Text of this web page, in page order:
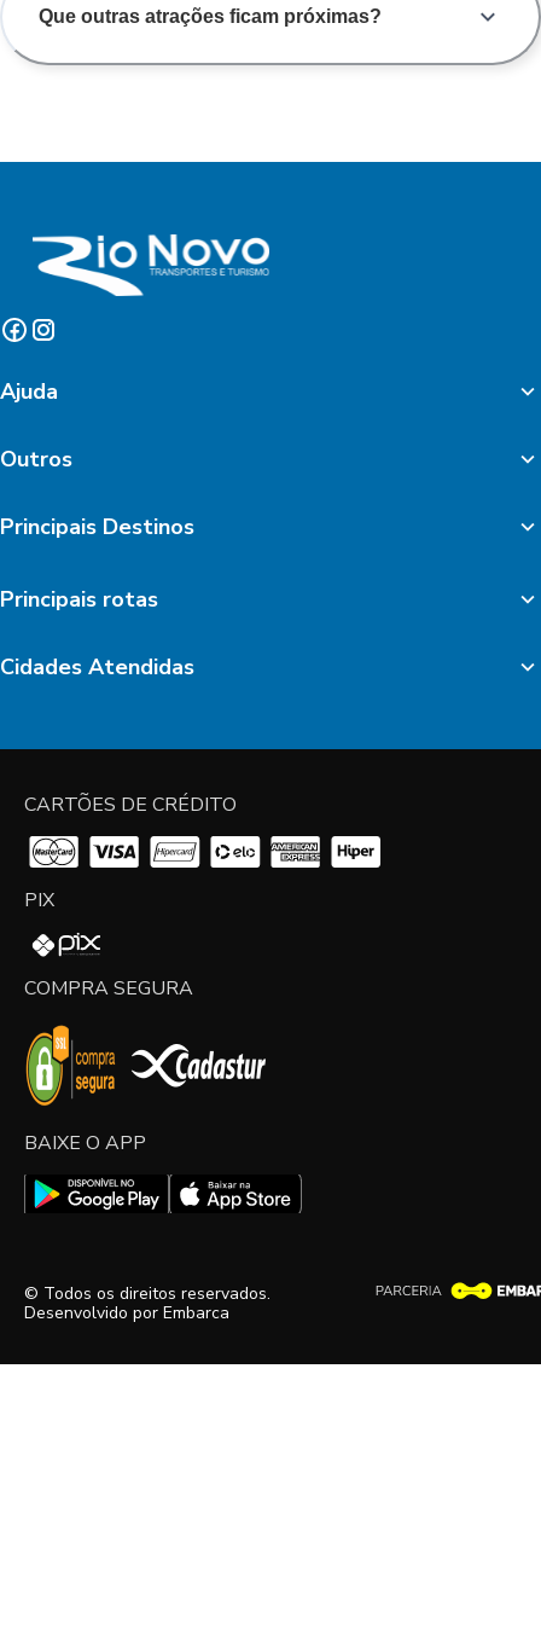
Que outras atrações ficam próximas?
Ajuda
Outros
Principais Destinos
Principais rotas
Cidades Atendidas
CARTÕES DE CRÉDITO
PIX
COMPRA SEGURA
BAIXE O APP
© Todos os direitos reservados.
Desenvolvido por Embarca